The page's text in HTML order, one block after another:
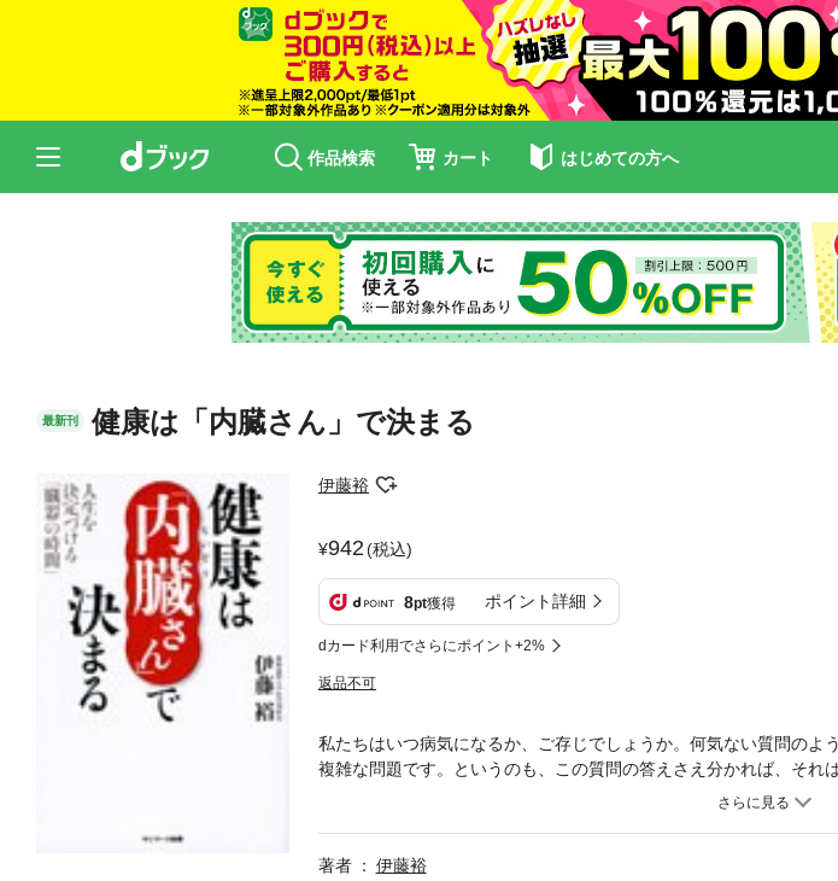
作品検索 カート はじめての方へ
最新刊 健康は「内臓さん」で決まる
伊藤裕
942(税込)
8pt獲得 ポイント詳細
dカード利用でさらにポイント+2%
返品不可
私たちはいつ病気になるか、ご存じでしょうか。何気ない質問のよ
複雑な問題です。というのも、この質問の答えさえ分かれば、それ
「健康法」も分かる、ということを意味しているからです。この疑
肝臓や腎臓など、さまざまな臓器があります。「臓器の時間」とは
著者
伊藤裕